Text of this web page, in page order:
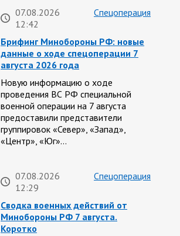
07.08.2026
12:42
Спецоперация
Брифинг Минобороны РФ: новые
данные о ходе спецоперации 7
августа 2026 года
Новую информацию о ходе
проведения ВС РФ специальной
военной операции на 7 августа
предоставили представители
группировок «Север», «Запад»,
«Центр», «Юг»…
07.08.2026
12:29
Спецоперация
Сводка военных действий от
Минобороны РФ 7 августа.
Коротко